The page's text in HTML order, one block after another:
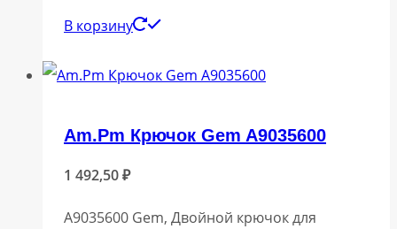
В корзину
Am.Pm Крючок Gem A9035600
1 492,50₽
A9035600 Gem, Двойной крючок для